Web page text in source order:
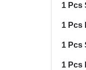
1 Pcs
1 Pcs
1 Pcs
1 Pcs